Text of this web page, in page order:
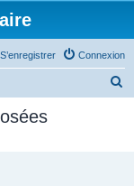
Connexion
S’enregistrer